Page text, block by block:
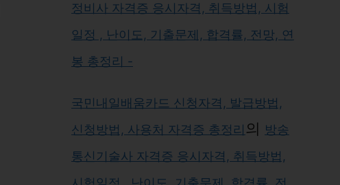
정비사 자격증 응시자격, 취득방법, 시험
일정 , 난이도, 기출문제, 합격률, 전망, 연
봉 총정리 -
국민내일배움카드 신청자격, 발급방법,
신청방법, 사용처 자격증 총정리 의 방송
통신기술사 자격증 응시자격, 취득방법,